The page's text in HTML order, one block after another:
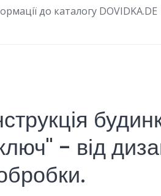
до каталогу DOVIDKA.DE
- від